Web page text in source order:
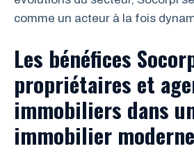
comme un acteur à la fois
Les bénéfices
propriétaires et
immobiliers dans
immobilier moderne